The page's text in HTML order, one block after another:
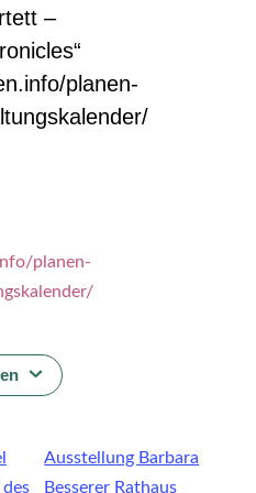
–
planen-
planen-
Ausstellung Barbara
Besserer Rathaus